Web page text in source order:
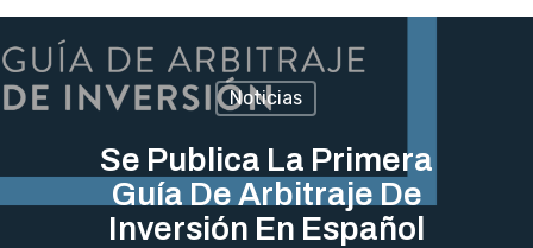
Noticias
Se Publica La Primera
Guía De Arbitraje De
Inversión En Español